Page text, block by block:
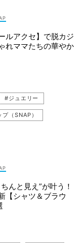
ルアクセ】で脱カジ
れママたちの華やか
#ジュエリー
（SNAP）
んと見え”が叶う！
【シャツ＆ブラウ